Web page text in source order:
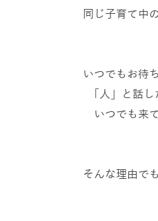
同じ子育て中
いつでもお待
「人」と話
いつでも来
そんな理由で